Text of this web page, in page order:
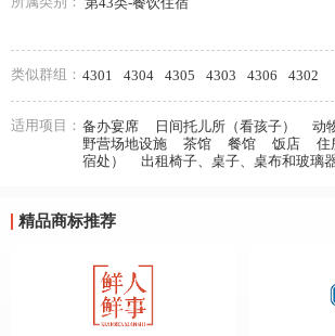
类似群组： 4301 4304 4305 4303 4306 4302
适用项目： 备办宴席 日间托儿所（看孩子） 动
野营场地设施
茶馆 餐馆 饭店
住
宿处）
出租椅子、桌子、桌布和玻璃
精品商标推荐